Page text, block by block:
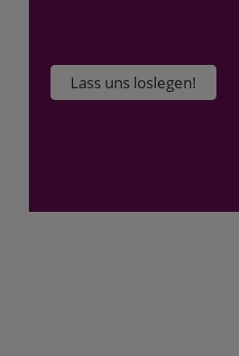
Lass uns loslegen!